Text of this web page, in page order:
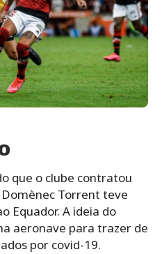
que o clube contratou
Torrent teve
Equador. A ideia do
aeronave para trazer de
por covid-19.